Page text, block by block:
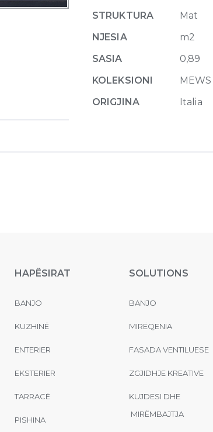
STRUKTURA
Mat
NJESIA
m2
SASIA
0,89
KOLEKSIONI
MEWS
ORIGJINA
Italia
HAPËSIRAT
BANJO
KUZHINË
ENTERIER
EKSTERIER
TARRACË
PISHINA
SOLUTIONS
BANJO
MIRËQENIA
FASADA VENTILUESE
ZGJIDHJE KREATIVE
KUJDESI DHE
MIRËMBAJTJA